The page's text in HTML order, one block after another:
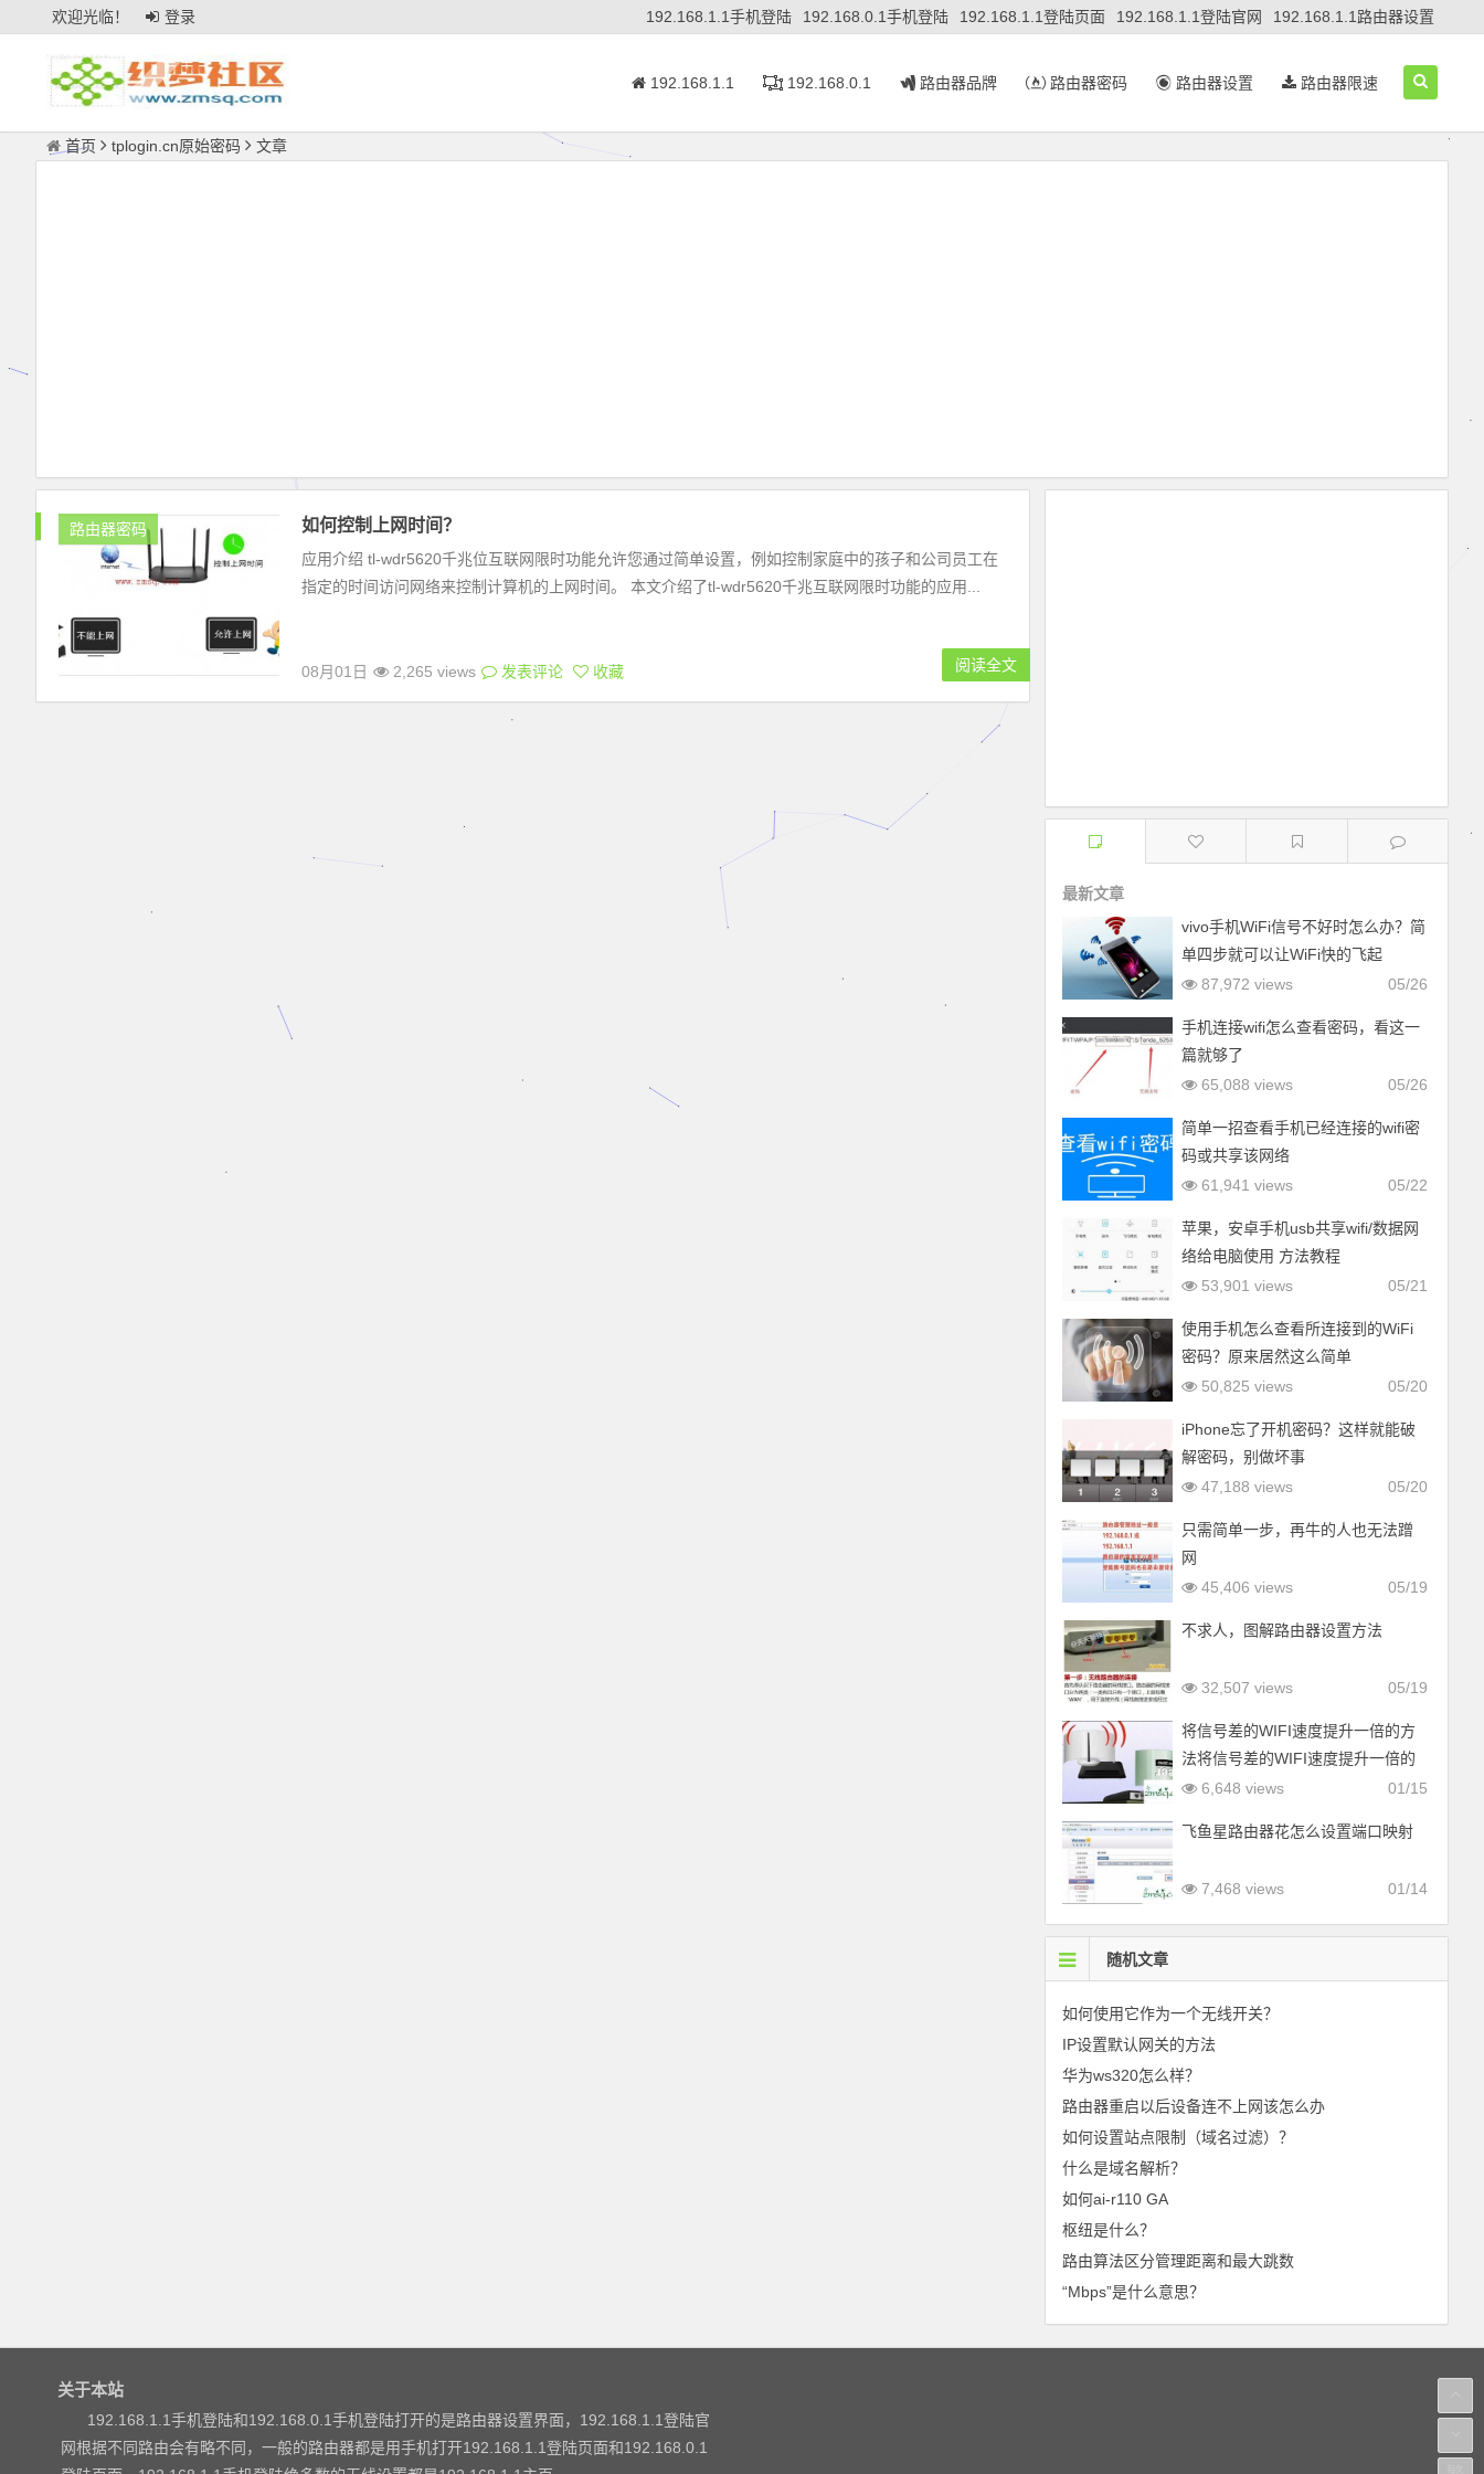
欢迎光临！ 登录 192.168.1.1手机登陆 192.168.0.1手机登陆 192.168.1.1登陆页面 192.168.1.1登陆官网 192.168.1.1路由器设置
192.168.1.1 192.168.0.1 路由器品牌 路由器密码 路由器设置 路由器限速
首页 tplogin.cn原始密码 文章
路由器密码 如何控制上网时间？
应用介绍 tl-wdr5620千兆位互联网限时功能允许您通过简单设置，例如控制家庭中的孩子和公司员工在
指定的时间访问网络来控制计算机的上网时间。 本文介绍了tl-wdr5620千兆互联网限时功能的应用...
08月01日 2,265 views 发表评论 收藏 阅读全文
最新文章
vivo手机WiFi信号不好时怎么办？简
单四步就可以让WiFi快的飞起
05/26
87,972 views
手机连接wifi怎么查看密码，看这一
篇就够了
05/26
65,088 views
简单一招查看手机已经连接的wifi密
码或共享该网络
05/22
61,941 views
苹果，安卓手机usb共享wifi/数据网
络给电脑使用 方法教程
05/21
53,901 views
使用手机怎么查看所连接到的WiFi
密码？原来居然这么简单
05/20
50,825 views
iPhone忘了开机密码？这样就能破
解密码，别做坏事
05/20
47,188 views
只需简单一步，再牛的人也无法蹭
网
05/19
45,406 views
不求人，图解路由器设置方法
05/19
32,507 views
将信号差的WIFI速度提升一倍的方
法将信号差的WIFI速度提升一倍的
方法
01/15
6,648 views
飞鱼星路由器花怎么设置端口映射
01/14
7,468 views
随机文章
如何使用它作为一个无线开关？
IP设置默认网关的方法
华为ws320怎么样？
路由器重启以后设备连不上网该怎么办
如何设置站点限制（域名过滤）？
什么是域名解析？
如何ai-r110 GA
枢纽是什么？
路由算法区分管理距离和最大跳数
“Mbps”是什么意思？
关于本站
192.168.1.1手机登陆和192.168.0.1手机登陆打开的是路由器设置界面，192.168.1.1登陆官
网根据不同路由会有略不同，一般的路由器都是用手机打开192.168.1.1登陆页面和192.168.0.1